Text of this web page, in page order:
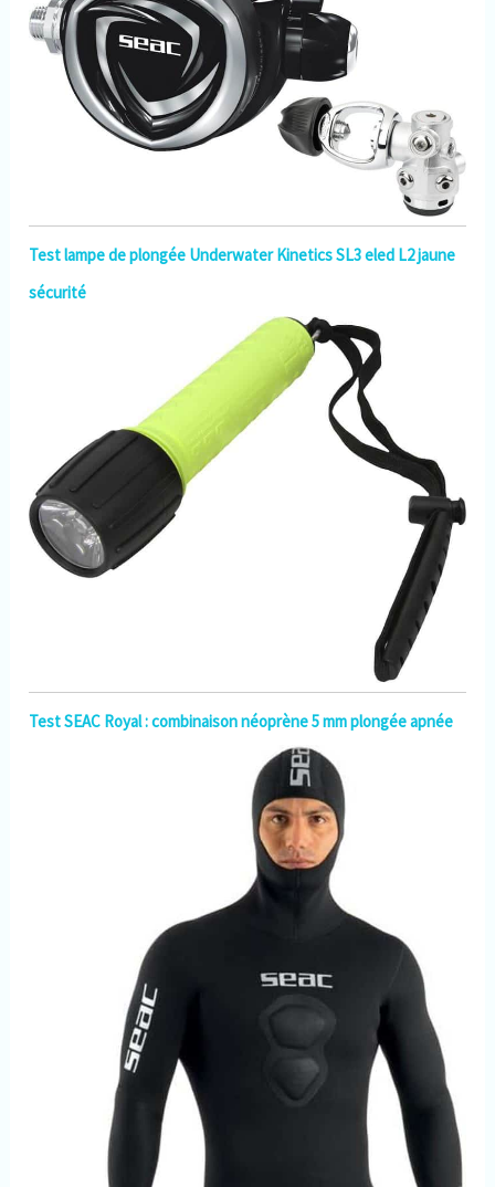
Test lampe de plongée Underwater Kinetics SL3 eled L2 jaune
sécurité
Test SEAC Royal : combinaison néoprène 5 mm plongée apnée